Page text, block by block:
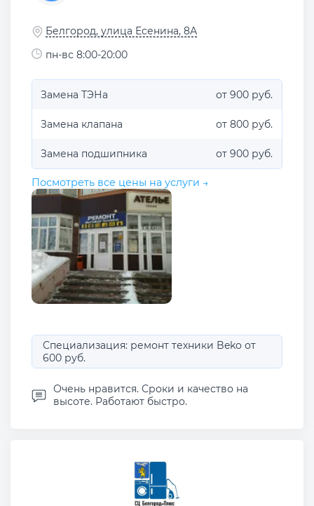
Белгород, улица Есенина, 8А
пн-вс 8:00-20:00
Замена ТЭНа от 900 руб.
Замена клапана от 800 руб.
Замена подшипника от 900 руб.
Посмотреть все цены на услуги →
Специализация: ремонт техники Beko от
600 руб.
Очень нравится. Сроки и качество на
высоте. Работают быстро.